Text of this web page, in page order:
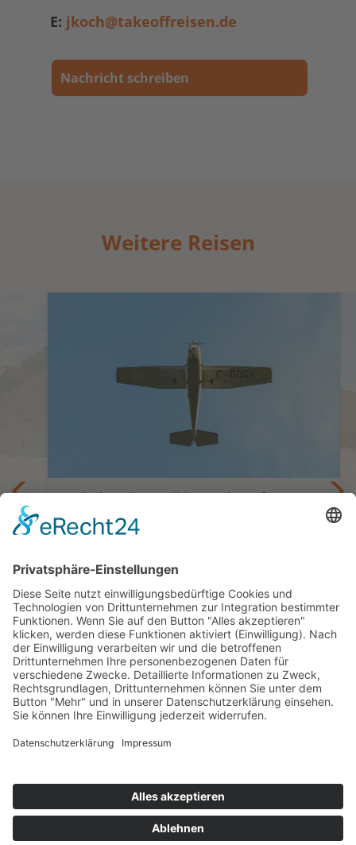
E: jkoch@takeoffreisen.de
Nachricht schreiben
Weitere Reisen
Entdecken Sie Namibia aus der Luft
Flugsafari Namibia – 9 Tage Safari aus der
9 Tage ab/bis Windhoek
ab 6.790,— €
Kontakt Newsletter AGB Datenschutz
Cookie Einstellungen